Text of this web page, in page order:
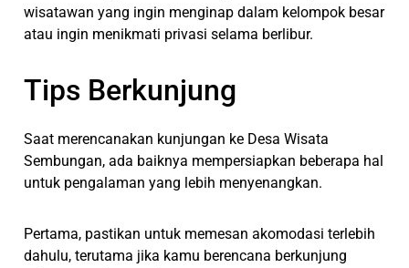
wisatawan yang ingin menginap dalam kelompok besar
atau ingin menikmati privasi selama berlibur.
Tips Berkunjung
Saat merencanakan kunjungan ke Desa Wisata
Sembungan, ada baiknya mempersiapkan beberapa hal
untuk pengalaman yang lebih menyenangkan.
Pertama, pastikan untuk memesan akomodasi terlebih
dahulu, terutama jika kamu berencana berkunjung